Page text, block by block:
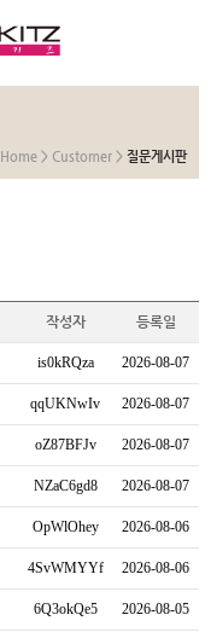
Home > Customer > 질문게시판
작성자 등록일
is0kRQza 2026-08-07
qqUKNwIv 2026-08-07
oZ87BFJv 2026-08-07
NZaC6gd8 2026-08-07
OpWlOhey 2026-08-06
4SvWMYYf 2026-08-06
6Q3okQe5 2026-08-05